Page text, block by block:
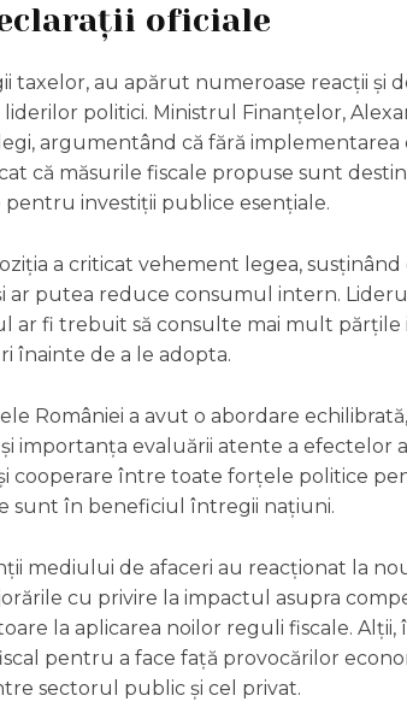
oficiale
taxelor, au apărut numeroase reacții și
politici. Ministrul Finanțelor,
argumentând că fără implementarea
că măsurile fiscale propuse sunt
pentru investiții publice esențiale.
a criticat vehement legea,
ar putea reduce consumul intern.
ar fi trebuit să consulte mai mult părțile
înainte de a le adopta.
României a avut o abordare
importanța evaluării atente a efectelor
cooperare între toate forțele politice
sunt în beneficiul întregii națiuni.
mediului de afaceri au reacționat la
cu privire la impactul asupra
la aplicarea noilor reguli fiscale. Alții,
pentru a face față provocărilor
sectorul public și cel privat.